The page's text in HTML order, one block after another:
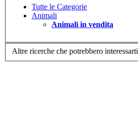
Tutte le Categorie
Animali
Animali in vendita
Altre ricerche che potrebbero interessarti